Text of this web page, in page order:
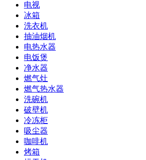
电视
冰箱
洗衣机
抽油烟机
电热水器
电饭煲
净水器
燃气灶
燃气热水器
洗碗机
破壁机
冷冻柜
吸尘器
咖啡机
烤箱